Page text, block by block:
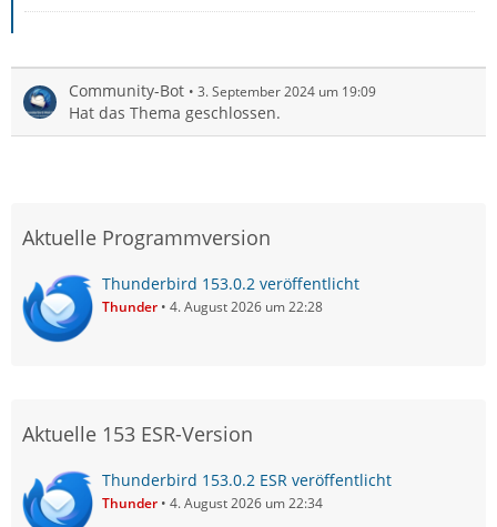
Community-Bot 3. September 2024 um 19:09
Hat das Thema geschlossen.
Aktuelle Programmversion
Thunderbird 153.0.2 veröffentlicht
Thunder 4. August 2026 um 22:28
Aktuelle 153 ESR-Version
Thunderbird 153.0.2 ESR veröffentlicht
Thunder 4. August 2026 um 22:34